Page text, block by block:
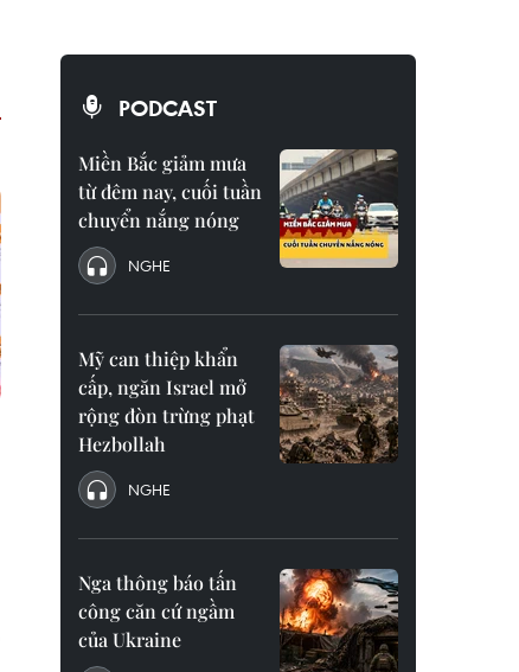
PODCAST
Miền Bắc giảm mưa
từ đêm nay, cuối tuần
chuyển nắng nóng
NGHE
Mỹ can thiệp khẩn
cấp, ngăn Israel mở
rộng đòn trừng phạt
Hezbollah
NGHE
Nga thông báo tấn
công căn cứ ngầm
của Ukraine